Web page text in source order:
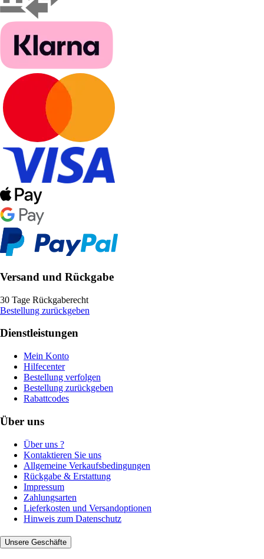
Versand und Rückgabe
30 Tage Rückgaberecht
Bestellung zurückgeben
Dienstleistungen
Mein Konto
Hilfecenter
Bestellung verfolgen
Bestellung zurückgeben
Rabattcodes
Über uns
Über uns ?
Kontaktieren Sie uns
Allgemeine Verkaufsbedingungen
Rückgabe & Erstattung
Impressum
Zahlungsarten
Lieferkosten und Versandoptionen
Hinweis zum Datenschutz
Unsere Geschäfte